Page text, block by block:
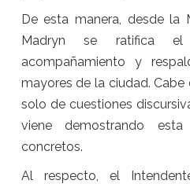
De esta manera, desde la
Madryn se ratifica el
acompañamiento y
mayores de la ciudad.
solo de cuestiones
viene demostrando
concretos.
Al respecto, el